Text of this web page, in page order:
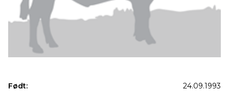
Født:
24.09.1993